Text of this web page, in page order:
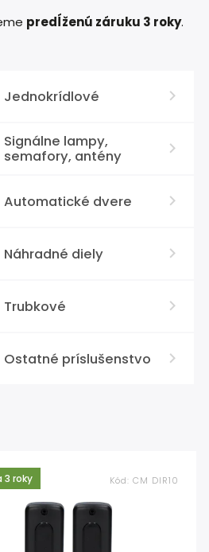
predĺženú záruku 3 roky.
Jednokrídlové
Signálne lampy,
semafory, antény
Automatické dvere
Náhradné diely
Trubkové
Ostatné príslušenstvo
3 roky Kód: CM DIR10